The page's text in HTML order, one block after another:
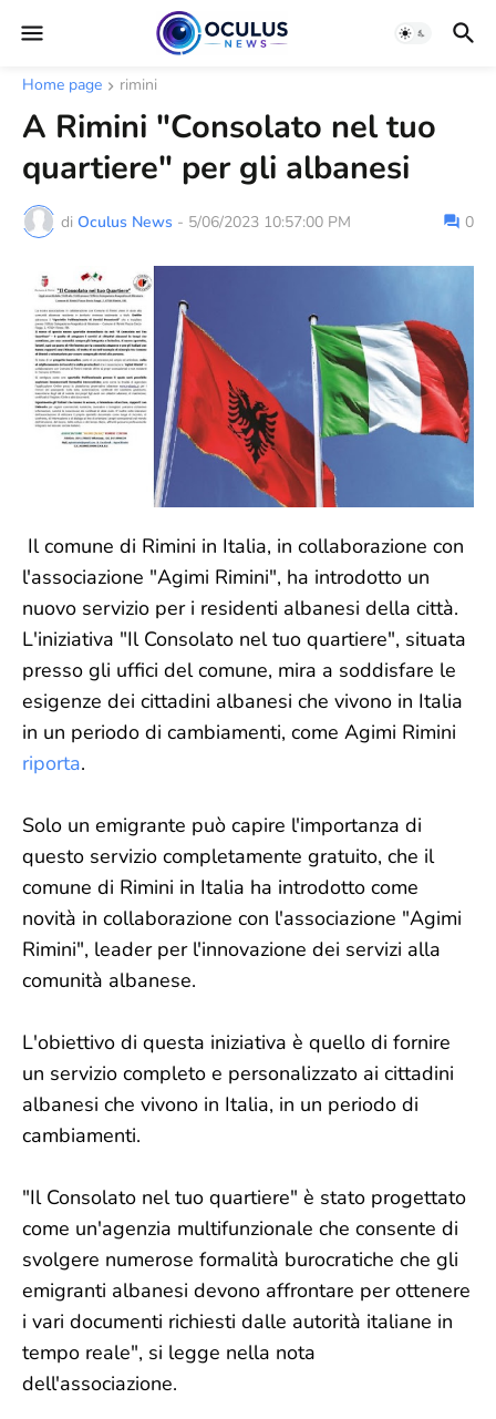
Home page rimini
A Rimini "Consolato nel tuo
quartiere" per gli albanesi
di Oculus News - 5/06/2023 10:57:00 PM 0
Il comune di Rimini in Italia, in collaborazione con
l'associazione "Agimi Rimini", ha introdotto un
nuovo servizio per i residenti albanesi della città.
L'iniziativa "Il Consolato nel tuo quartiere", situata
presso gli uffici del comune, mira a soddisfare le
esigenze dei cittadini albanesi che vivono in Italia
in un periodo di cambiamenti, come Agimi Rimini
riporta.
Solo un emigrante può capire l'importanza di
questo servizio completamente gratuito, che il
comune di Rimini in Italia ha introdotto come
novità in collaborazione con l'associazione "Agimi
Rimini", leader per l'innovazione dei servizi alla
comunità albanese.
L'obiettivo di questa iniziativa è quello di fornire
un servizio completo e personalizzato ai cittadini
albanesi che vivono in Italia, in un periodo di
cambiamenti.
"Il Consolato nel tuo quartiere" è stato progettato
come un'agenzia multifunzionale che consente di
svolgere numerose formalità burocratiche che gli
emigranti albanesi devono affrontare per ottenere
i vari documenti richiesti dalle autorità italiane in
tempo reale", si legge nella nota
dell'associazione.